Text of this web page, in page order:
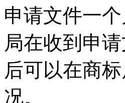
申请文件一
局在收到申
后可以在商
况。